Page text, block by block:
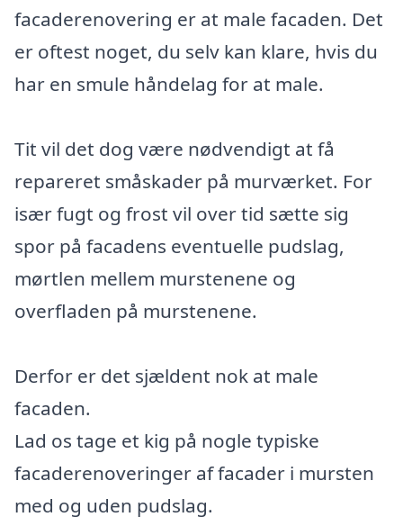
facaderenovering er at male facaden. Det
er oftest noget, du selv kan klare, hvis du
har en smule håndelag for at male.
Tit vil det dog være nødvendigt at få
repareret småskader på murværket. For
især fugt og frost vil over tid sætte sig
spor på facadens eventuelle pudslag,
mørtlen mellem murstenene og
overfladen på murstenene.
Derfor er det sjældent nok at male
facaden.
Lad os tage et kig på nogle typiske
facaderenoveringer af facader i mursten
med og uden pudslag.